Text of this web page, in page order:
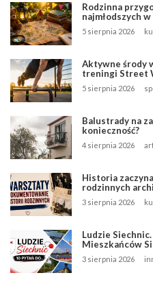
Rodzinna
najmłodszych
5 sierpnia 2026
Aktywne środy
treningi Street
5 sierpnia 2026
Balustrady na
konieczność?
4 sierpnia 2026
Historia
rodzinnych
3 sierpnia 2026
Ludzie
Mieszkańców
3 sierpnia 2026